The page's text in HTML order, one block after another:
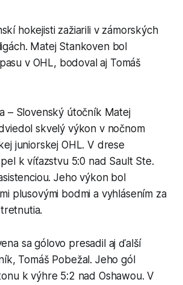
hokejisti zažiarili v zámorských
Matej Stankoven bol
v OHL, bodoval aj Tomáš
– Slovenský útočník Matej
skvelý výkon v nočnom
juniorskej OHL. V drese
k víťazstvu 5:0 nad Sault Ste.
Jeho výkon bol
plusovými bodmi a vyhlásením za
sa gólovo presadil aj ďalší
Tomáš Pobežal. Jeho gól
k výhre 5:2 nad Oshawou. V